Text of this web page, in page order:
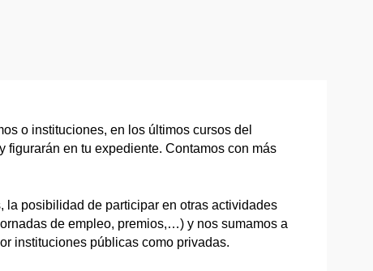
o instituciones, en los últimos cursos del
figurarán en tu expediente. Contamos con más
la posibilidad de participar en otras actividades
de empleo, premios,…) y nos sumamos a
instituciones públicas como privadas.